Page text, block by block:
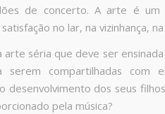
de concerto. A arte é
no lar, na vizinhança,
arte séria que deve ser
serem compartilhadas com
desenvolvimento dos seus
pela música?